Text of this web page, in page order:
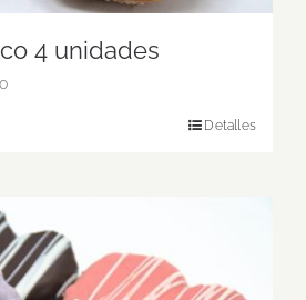
4 unidades
Detalles